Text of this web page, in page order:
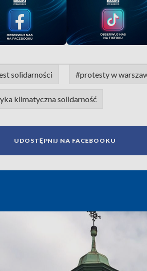
solidarności #protesty w
klimatyczna solidarność
UDOSTĘPNIJ NA FACEBOOKU